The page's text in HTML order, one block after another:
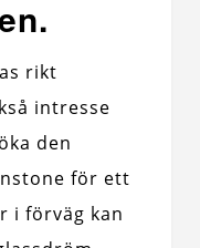
rikt
intresse
den
för ett
i förväg kan